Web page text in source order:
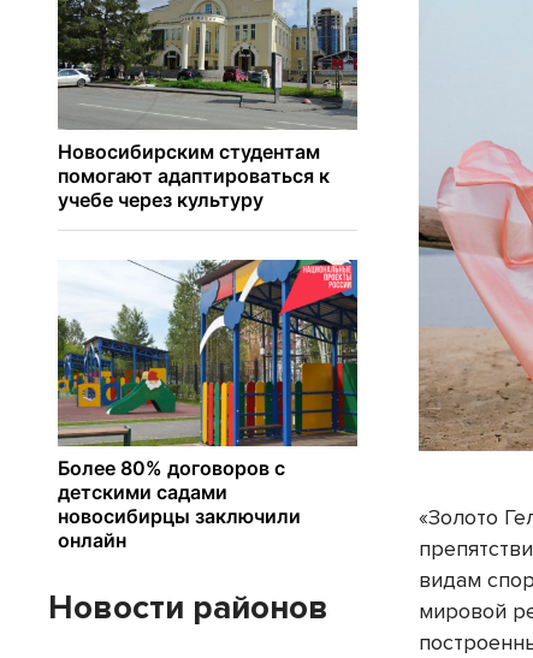
«Золото
видам
мировой
Новости районов